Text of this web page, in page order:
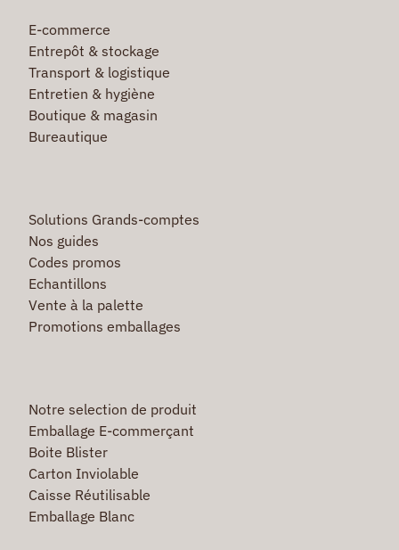
E-commerce
Entrepôt & stockage
Transport & logistique
Entretien & hygiène
Boutique & magasin
Bureautique
Solutions Grands-comptes
Nos guides
Codes promos
Echantillons
Vente à la palette
Promotions emballages
Notre selection de produit
Emballage E-commerçant
Boite Blister
Carton Inviolable
Caisse Réutilisable
Emballage Blanc